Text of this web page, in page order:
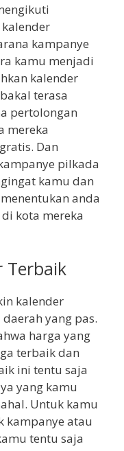
kampanye
kamu menjadi
kalender
terasa
pertolongan
mereka
Dan
pilkada
kamu dan
anda
kota mereka
Terbaik
kalender
yang pas.
harga yang
terbaik dan
ini tentu saja
yang kamu
Untuk kamu
kampanye atau
tentu saja